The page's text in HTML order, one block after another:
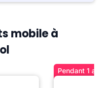
mobile à
Pendant 1